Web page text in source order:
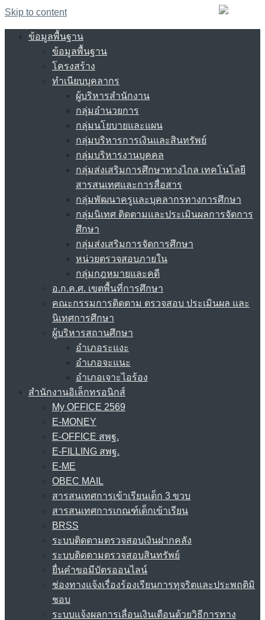
Skip to content
ข้อมูลพื้นฐาน
ข้อมูลพื้นฐาน
โครงสร้าง
ทำเนียบบุคลากร
ผู้บริหารสำนักงาน
กลุ่มอำนวยการ
กลุ่มนโยบายและแผน
กลุ่มบริหารการเงินและสินทรัพย์
กลุ่มบริหารงานบุคคล
กลุ่มส่งเสริมการศึกษาทางไกล เทคโนโลยี
สารสนเทศและการสื่อสาร
กลุ่มพัฒนาครูและบุคลากรทางการศึกษา
กลุ่มนิเทศ ติดตามและประเมินผลการจัดการ
ศึกษา
กลุ่มส่งเสริมการจัดการศึกษา
หน่วยตรวจสอบภายใน
กลุ่มกฎหมายและคดี
อ.ก.ค.ศ. เขตพื้นที่การศึกษา
คณะกรรมการติดตาม ตรวจสอบ ประเมินผล และ
นิเทศการศึกษา
ผู้บริหารสถานศึกษา
อำเภอระแงะ
อำเภอจะแนะ
อำเภอเจาะไอร้อง
สำนักงานอิเล็กทรอนิกส์
My OFFICE 2569
E-MONEY
E-OFFICE สพฐ.
E-FILLING สพฐ.
E-ME
OBEC MAIL
สารสนเทศการเข้าเรียนเด็ก 3 ขวบ
สารสนเทศการเกณฑ์เด็กเข้าเรียน
BRSS
ระบบติดตามตรวจสอบเงินฝากคลัง
ระบบติดตามตรวจสอบสินทรัพย์
ยื่นคำขอมีบัตรออนไลน์
ช่องทางแจ้งเรื่องร้องเรียนการทุจริตและประพฤติมิ
ชอบ
ระบบแจ้งผลการเลื่อนเงินเดือนด้วยวิธีการทาง